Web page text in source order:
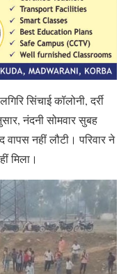
सिंचाई कॉलोनी, दर्री
नंदनी सोमवार सुबह
नहीं लौटी। परिवार ने
मिला।